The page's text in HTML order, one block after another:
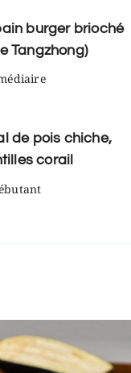
burger brioché
Tangzhong)
de pois chiche,
corail